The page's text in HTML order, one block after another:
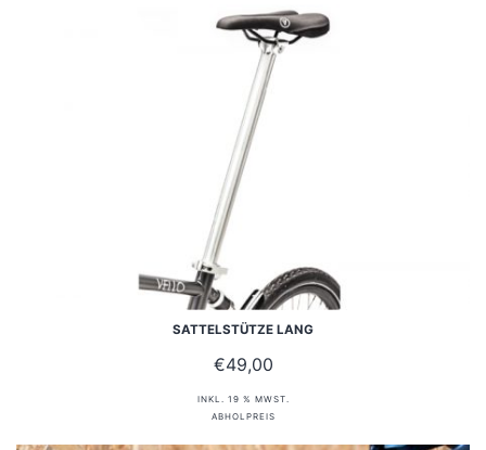
SATTELSTÜTZE LANG
€49,00
INKL. 19 % MWST.
ABHOLPREIS